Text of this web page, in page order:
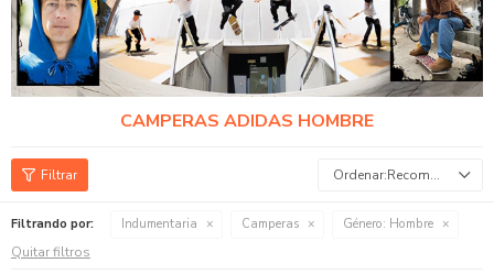
CAMPERAS ADIDAS HOMBRE
Recomendados
Filtrando por: Indumentaria Camperas Género: Hombre
Quitar filtros